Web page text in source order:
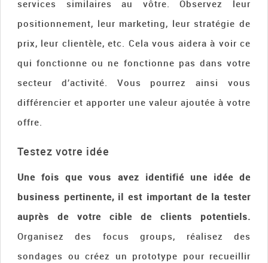
services similaires au vôtre. Observez leur
positionnement, leur marketing, leur stratégie de
prix, leur clientèle, etc. Cela vous aidera à voir ce
qui fonctionne ou ne fonctionne pas dans votre
secteur d’activité. Vous pourrez ainsi vous
différencier et apporter une valeur ajoutée à votre
offre.
Testez votre idée
Une fois que vous avez identifié une idée de
business pertinente, il est important de la tester
auprès de votre cible de clients potentiels.
Organisez des focus groups, réalisez des
sondages ou créez un prototype pour recueillir